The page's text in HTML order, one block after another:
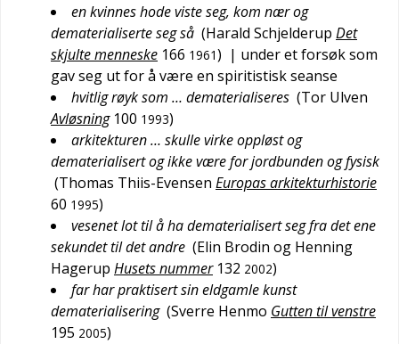
en kvinnes hode viste seg, kom nær og
dematerialiserte seg så (Harald Schjelderup Det
skjulte menneske 166 1961) | under et forsøk som
gav seg ut for å være en spiritistisk seanse
hvitlig røyk som … dematerialiseres (Tor Ulven
Avløsning 100 1993)
arkitekturen … skulle virke oppløst og
dematerialisert og ikke være for jordbunden og fysisk
(Thomas Thiis-Evensen Europas arkitekturhistorie
60 1995)
vesenet lot til å ha dematerialisert seg fra det ene
sekundet til det andre (Elin Brodin og Henning
Hagerup Husets nummer 132 2002)
far har praktisert sin eldgamle kunst
dematerialisering (Sverre Henmo Gutten til venstre
195 2005)